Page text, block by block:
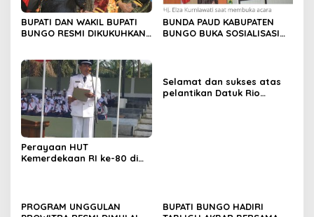
BUPATI DAN WAKIL BUPATI
BUNGO RESMI DIKUKUHKAN
BUNDA PAUD KABUPATEN
BUNGO BUKA SOSIALISASI
Perayaan HUT
Kemerdekaan RI ke-80 di
Selamat dan sukses atas
pelantikan Datuk Rio
PROGRAM UNGGULAN
BUPATI BUNGO HADIRI